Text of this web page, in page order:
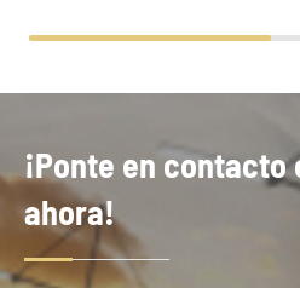
¡Ponte en contacto
ahora!